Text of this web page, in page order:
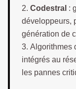
Codestral :
développeurs,
génération de
Algorithmes
intégrés au
les pannes